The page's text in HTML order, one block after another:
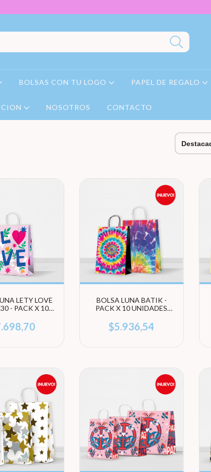
BOLSAS CON TU LOGO PAPEL DE REGALO
NOSOTROS CONTACTO
LETY LOVE
- PACK X 10
BOLSA LUNA BATIK -
PACK X 10 UNIDADES
$5.936,54